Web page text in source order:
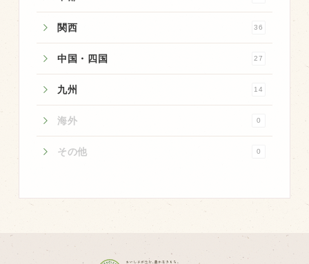
関西 36
中国・四国 27
九州 14
海外 0
その他 0
ギフト
取り扱い店
販売店
飲食店
問い合わせ
個人のお客様